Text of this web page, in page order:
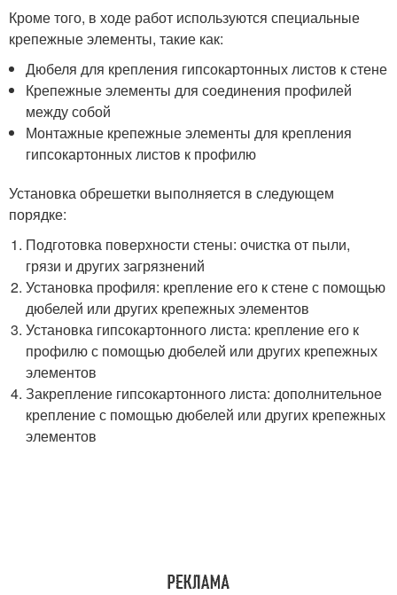
Кроме того, в ходе работ используются специальные
крепежные элементы, такие как:
Дюбеля для крепления гипсокартонных листов к стене
Крепежные элементы для соединения профилей
между собой
Монтажные крепежные элементы для крепления
гипсокартонных листов к профилю
Установка обрешетки выполняется в следующем
порядке:
Подготовка поверхности стены: очистка от пыли,
грязи и других загрязнений
Установка профиля: крепление его к стене с помощью
дюбелей или других крепежных элементов
Установка гипсокартонного листа: крепление его к
профилю с помощью дюбелей или других крепежных
элементов
Закрепление гипсокартонного листа: дополнительное
крепление с помощью дюбелей или других крепежных
элементов